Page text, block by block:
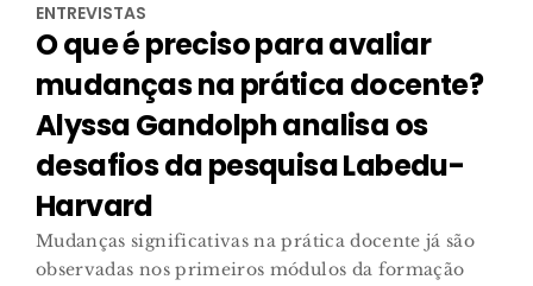
ENTREVISTAS
O que é preciso para avaliar
mudanças na prática docente?
Alyssa Gandolph analisa os
desafios da pesquisa Labedu-
Harvard
Mudanças significativas na prática docente já são
observadas nos primeiros módulos da formação